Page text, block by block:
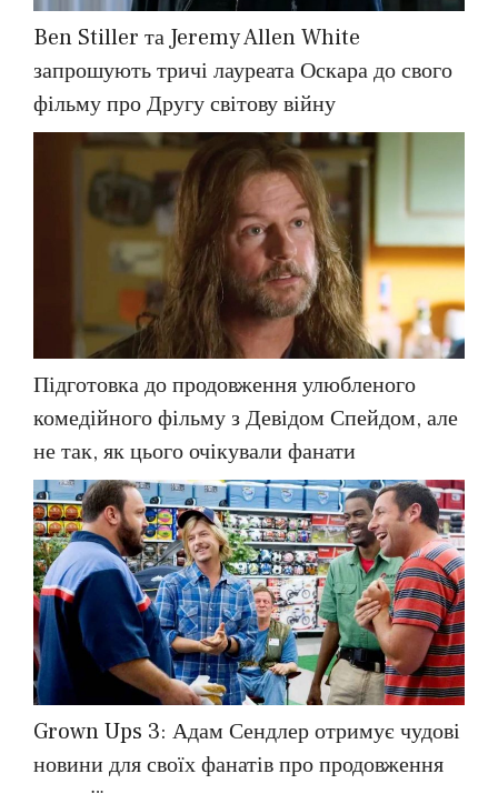
Ben Stiller та Jeremy Allen White
запрошують тричі лауреата Оскара до свого
фільму про Другу світову війну
Підготовка до продовження улюбленого
комедійного фільму з Девідом Спейдом, але
не так, як цього очікували фанати
Grown Ups 3: Адам Сендлер отримує чудові
новини для своїх фанатів про продовження